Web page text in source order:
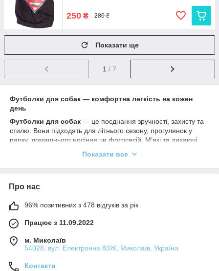
250 ₴ 280 ₴
Показати ще
1 / 7
Футболки для собак — комфортна легкість на кожен
день
Футболки для собак — це поєднання зручності, захисту та
стилю. Вони підходять для літнього сезону, прогулянок у
парку, домашнього носіння чи фотосесій. М’які та дихаючі
дозволяють шкірі дихати.
Натуральні та еластичні тканини — бавовна,
Захищає шерсть від пилу, сонця та комах
Допомагає зменшити кількість шерсті в будинку
Стильні дизайни, принти та кольори
Футболки легко надягати та знімати, вони не сковують рухів і
Показати все
Про нас
96% позитивних з 478 відгуків за рік
Працює з 11.09.2022
м. Миколаїв
54028, вул. Електронна 83Ж, Миколаїв, Україна
Контакти